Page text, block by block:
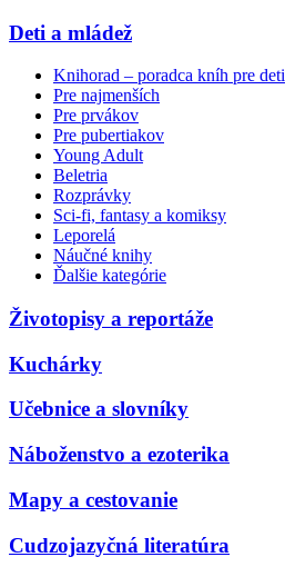
Deti a mládež
Knihorad – poradca kníh pre deti
Pre najmenších
Pre prvákov
Pre pubertiakov
Young Adult
Beletria
Rozprávky
Sci-fi, fantasy a komiksy
Leporelá
Náučné knihy
Ďalšie kategórie
Životopisy a reportáže
Kuchárky
Učebnice a slovníky
Náboženstvo a ezoterika
Mapy a cestovanie
Cudzojazyčná literatúra